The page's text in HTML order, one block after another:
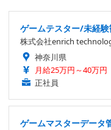
ゲームテスター/未経
株式会社enrich
神奈川県
月給25万円～40万円
正社員
ゲームマスターデータ